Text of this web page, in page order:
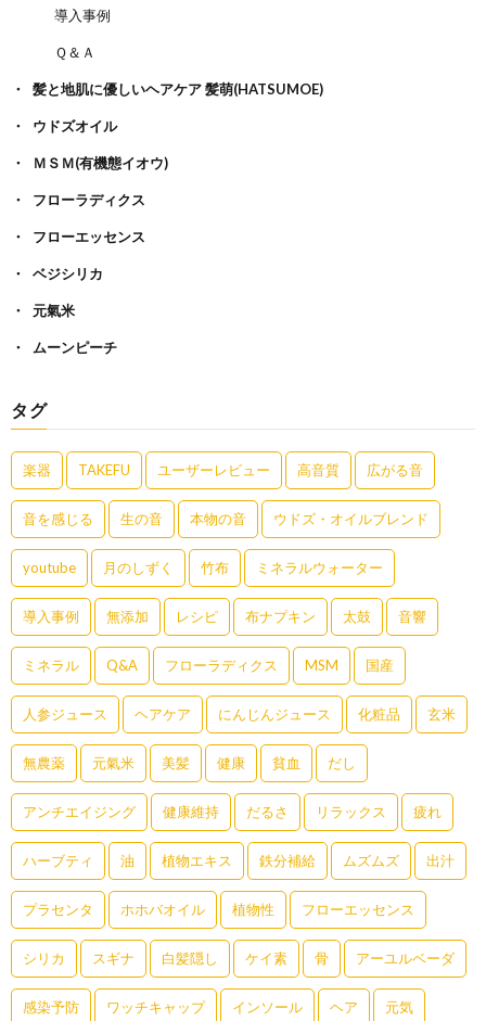
導入事例
Ｑ＆Ａ
髪と地肌に優しいヘアケア 髪萌(HATSUMOE)
ウドズオイル
ＭＳＭ(有機態イオウ)
フローラディクス
フローエッセンス
ベジシリカ
元氣米
ムーンピーチ
タグ
楽器 TAKEFU ユーザーレビュー 高音質 広がる音
音を感じる 生の音 本物の音 ウドズ・オイルブレンド
youtube 月のしずく 竹布 ミネラルウォーター
導入事例 無添加 レシピ 布ナプキン 太鼓 音響
ミネラル Q&A フローラディクス MSM 国産
人参ジュース ヘアケア にんじんジュース 化粧品 玄米
無農薬 元氣米 美髪 健康 貧血 だし
アンチエイジング 健康維持 だるさ リラックス 疲れ
ハーブティ 油 植物エキス 鉄分補給 ムズムズ 出汁
プラセンタ ホホバオイル 植物性 フローエッセンス
シリカ スギナ 白髪隠し ケイ素 骨 アーユルベーダ
感染予防 ワッチキャップ インソール ヘア 元気